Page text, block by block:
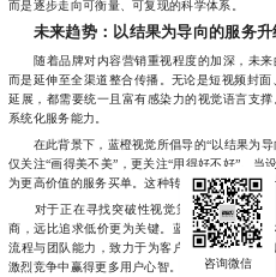
而是逐步走向可衡量、可复现的科学体系。
未来趋势：以结果为导向的服务升
随着品牌对内容营销重视程度的加深，未来
而是延伸至全渠道整合传播。无论是短视频封
延展，都需要统一且富有感染力的视觉语言支
系统化服务能力。
在此背景下，蓝橙视觉所倡导的“以结果为导
仅关注“画得美不美”，更关注“用得好不好”。
为更高价值的服务买单。这种转变，本质上是设
对于正在寻找突破性视觉策略的企业而言
商，远比追求低价更为关键。蓝橙视觉依托杭
流程与团队能力，致力于为客户提供兼具美学
激烈竞争中赢得更多用户心智。